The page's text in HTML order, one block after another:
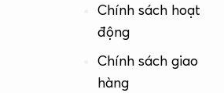
Chính sách hoạt
động
Chính sách giao
hàng